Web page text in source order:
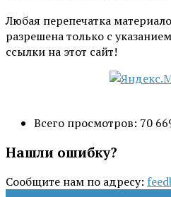
Любая перепечатка
разрешена только с
ссылки на этот сайт!
Всего просмотров: 70
Нашли ошибку?
Сообщите нам по адресу: